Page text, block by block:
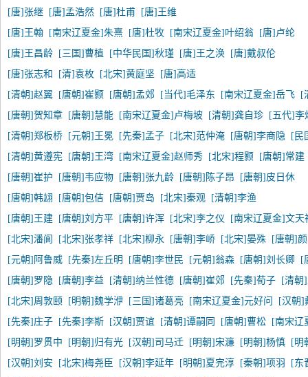
[唐]张继
[唐]孟浩然 [唐]杜甫
[唐]王维
[唐]王翰
[南宋辽夏金]朱熹 [唐]杜牧 [南宋辽夏金]叶绍翁
[唐]卢纶
[唐]王昌龄
[三国]曹植 [中华民国]秋瑾 [唐]王之涣
[唐]戴叔伦
[唐]张志和
[清]袁枚 [北宋]黄庭坚
[唐]高适
[清朝]赵翼
[唐朝]崔颢 [唐朝]孟郊 [当代]毛泽东 [南宋辽夏金]岳飞
[
[唐朝]贺知章
[唐朝]慧能 [南宋辽夏金]卢梅坡 [清朝]龚自珍
[五代]李
[清朝]郑板桥
[元朝]王冕 [先秦]孟子 [北宋]范仲淹 [唐朝]李商隐
[民
[清朝]黄遵宪
[唐朝]王湾 [南宋辽夏金]赵师秀 [北宋]程颢
[唐朝]常建
[唐朝]崔护
[唐朝]韦应物 [唐朝]张九龄 [唐朝]陈子昂
[唐朝]皮日休
[唐朝]韩翃
[唐朝]包佶 [唐朝]贾岛 [北宋]秦观
[清朝]李渔
[唐朝]王建
[唐朝]刘方平 [唐朝]许浑 [北宋]李之仪
[南宋辽夏金]文天
[北宋]潘阆
[北宋]张孝祥 [北宋]柳永 [唐朝]李峤 [北宋]晏殊
[唐朝]
[元朝]阿鲁威
[先秦]左丘明 [唐朝]李世民 [元朝]翁森 [唐朝]刘长卿
[
[唐朝]罗隐
[唐朝]李益 [清朝]纳兰性德 [唐朝]崔郊 [先秦]荀子
[清朝
[北宋]周敦颐
[明朝]魏学洢 [三国]诸葛亮 [南宋辽夏金]元好问
[汉朝]
[先秦]庄子
[先秦]李斯 [汉朝]贾谊 [清朝]谭嗣同 [唐朝]曹松
[南宋辽
[明朝]罗贯中
[明朝]归有光 [汉朝]司马迁 [明朝]宋濂 [明朝]杨慎
[明
[汉朝]刘安
[北宋]梅尧臣 [汉朝]李延年 [明朝]夏完淳 [秦朝]项羽
[东